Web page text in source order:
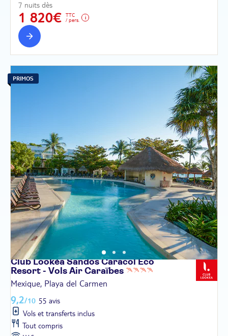
7 nuits dès
1 820€
TTC
/ pers.
PRIMOS
Club Lookéa Sandos Caracol Eco
Resort - Vols Air Caraïbes
Mexique, Playa del Carmen
9,2/10 55 avis
Vols et transferts inclus
Tout compris